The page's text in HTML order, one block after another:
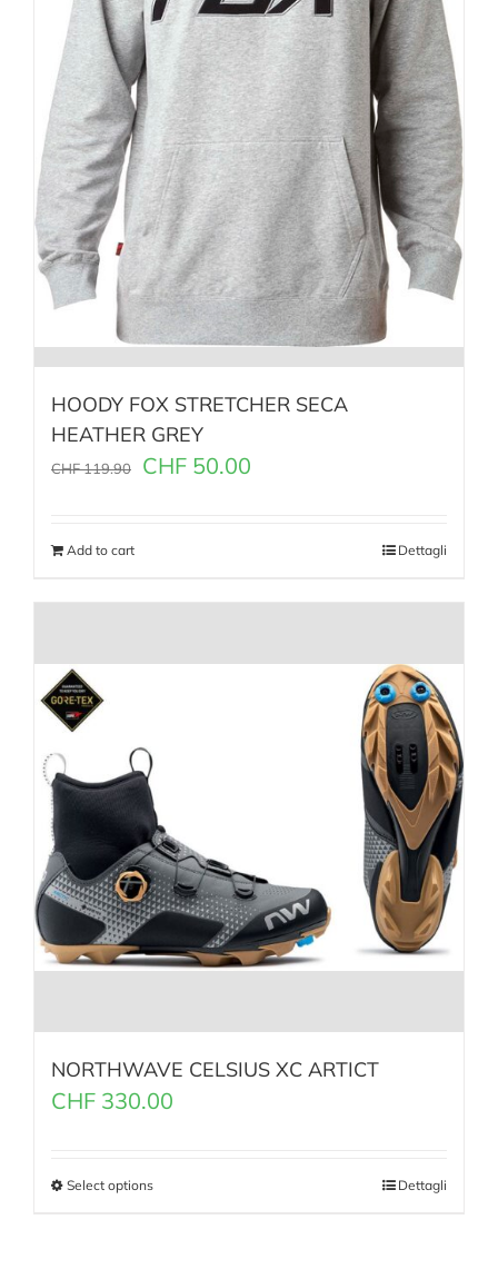
HOODY FOX STRETCHER SECA
HEATHER GREY
CHF119.90 CHF 50.00
Add to cart Dettagli
NORTHWAVE CELSIUS XC ARTICT
CHF 330.00
Select options Dettagli